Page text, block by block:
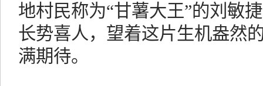
地村民称为“甘薯大王”的刘敏
长势喜人，望着这片生机盎然
满期待。